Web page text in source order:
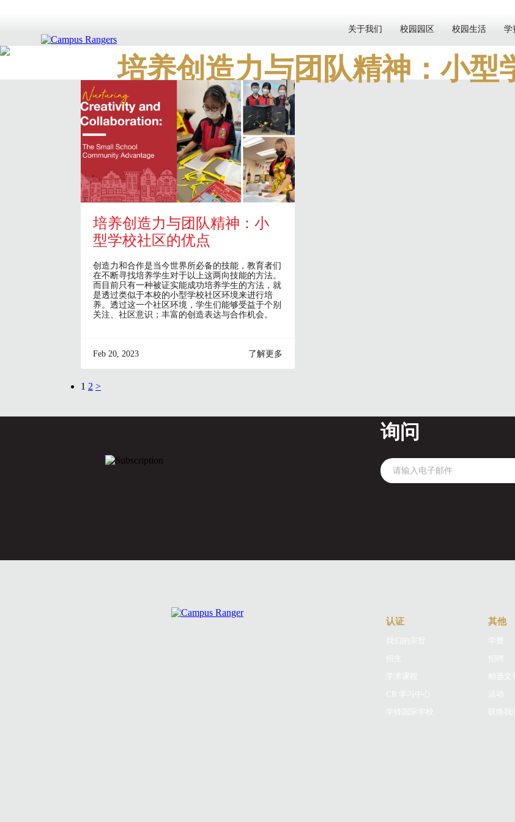
关于我们 校园园区 校园生活 学
培养创造力与团队精神：小型
培养创造力与团队精神：小
型学校社区的优点
创造力和合作是当今世界所必备的技能，教育者们
在不断寻找培养学生对于以上这两向技能的方法。
而目前只有一种被证实能成功培养学生的方法，就
是透过类似于本校的小型学校社区环境来进行培
养。透过这一个社区环境，学生们能够受益于个别
关注、社区意识；丰富的创造表达与合作机会。
Feb 20, 2023 了解更多
1 2 >
询问
认证
我们的宗旨
CR 学习中心
学锋国际学校
其他
精选文章
联络我们